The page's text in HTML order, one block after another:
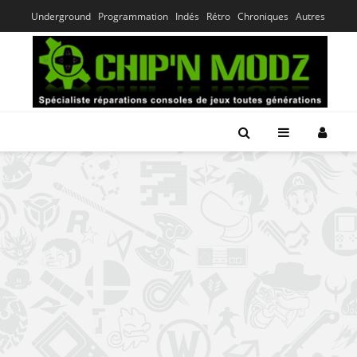
Underground Programmation Indés Rétro Chroniques Autres